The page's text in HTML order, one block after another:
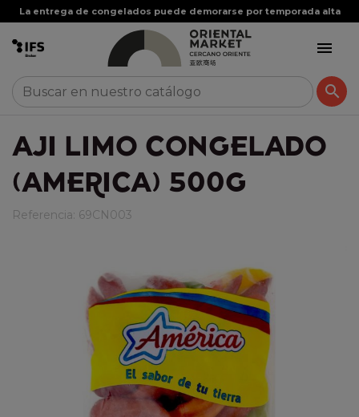
La entrega de congelados puede demorarse por temporada alta


AJI LIMO CONGELADO
(AMERICA) 500G
Referencia: 69CN003